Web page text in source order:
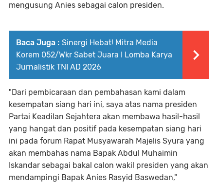
mengusung Anies sebagai calon presiden.
Baca Juga : Sinergi Hebat! Mitra Media
Korem 052/Wkr Sabet Juara I Lomba Karya
Jurnalistik TNI AD 2026
"Dari pembicaraan dan pembahasan kami dalam
kesempatan siang hari ini, saya atas nama presiden
Partai Keadilan Sejahtera akan membawa hasil-hasil
yang hangat dan positif pada kesempatan siang hari
ini pada forum Rapat Musyawarah Majelis Syura yang
akan membahas nama Bapak Abdul Muhaimin
Iskandar sebagai bakal calon wakil presiden yang akan
mendampingi Bapak Anies Rasyid Baswedan,"